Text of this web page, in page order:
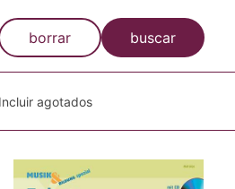
borrar buscar
Incluir agotados